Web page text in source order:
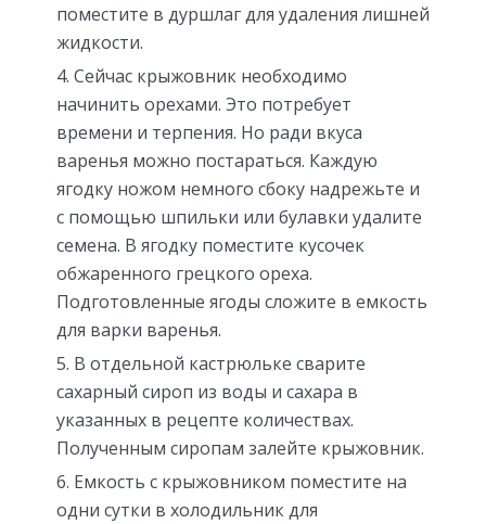
поместите в дуршлаг для удаления лишней
жидкости.
Сейчас крыжовник необходимо
начинить орехами. Это потребует
времени и терпения. Но ради вкуса
варенья можно постараться. Каждую
ягодку ножом немного сбоку надрежьте и
с помощью шпильки или булавки удалите
семена. В ягодку поместите кусочек
обжаренного грецкого ореха.
Подготовленные ягоды сложите в емкость
для варки варенья.
В отдельной кастрюльке сварите
сахарный сироп из воды и сахара в
указанных в рецепте количествах.
Полученным сиропам залейте крыжовник.
Емкость с крыжовником поместите на
одни сутки в холодильник для